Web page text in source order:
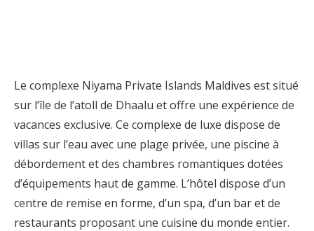
Le complexe Niyama Private Islands Maldives est situé
sur l’île de l’atoll de Dhaalu et offre une expérience de
vacances exclusive. Ce complexe de luxe dispose de
villas sur l’eau avec une plage privée, une piscine à
débordement et des chambres romantiques dotées
d’équipements haut de gamme. L’hôtel dispose d’un
centre de remise en forme, d’un spa, d’un bar et de
restaurants proposant une cuisine du monde entier.